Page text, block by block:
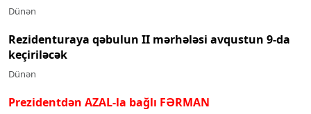
Dünən
Rezidenturaya qəbulun II mərhələsi avqustun 9-da
keçiriləcək
Dünən
Prezidentdən AZAL-la bağlı FƏRMAN